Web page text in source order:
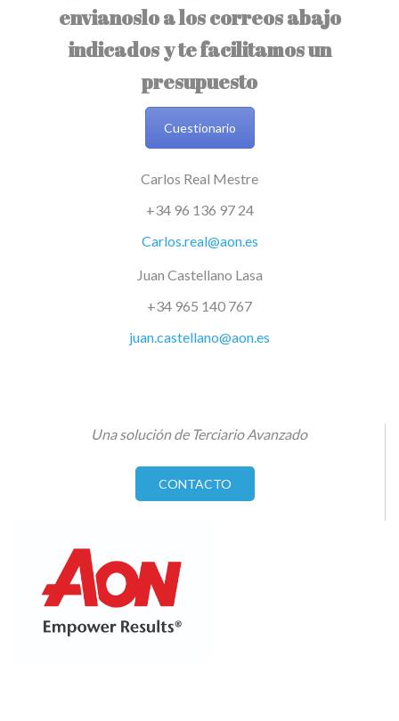
envianoslo a los correos abajo
indicados y te facilitamos un
presupuesto
Cuestionario
Carlos Real Mestre
+34 96 136 97 24
Carlos.real@aon.es
Juan Castellano Lasa
+34 965 140 767
juan.castellano@aon.es
Una solución de Terciario Avanzado
CONTACTO